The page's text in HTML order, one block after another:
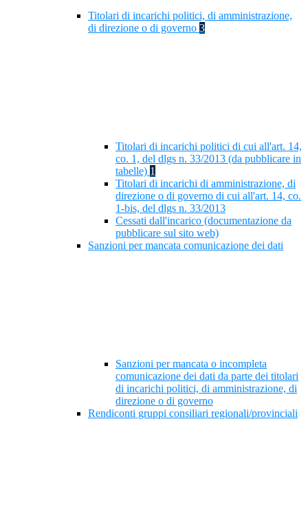
Titolari di incarichi politici, di amministrazione,
di direzione o di governo 3
Titolari di incarichi politici di cui all'art. 14,
co. 1, del dlgs n. 33/2013 (da pubblicare in
tabelle) 1
Titolari di incarichi di amministrazione, di
direzione o di governo di cui all'art. 14, co.
1-bis, del dlgs n. 33/2013
Cessati dall'incarico (documentazione da
pubblicare sul sito web)
Sanzioni per mancata comunicazione dei dati
Sanzioni per mancata o incompleta
comunicazione dei dati da parte dei titolari
di incarichi politici, di amministrazione, di
direzione o di governo
Rendiconti gruppi consiliari regionali/provinciali